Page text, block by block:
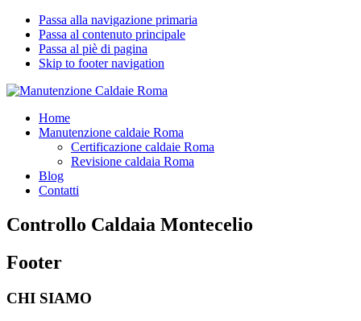
Passa alla navigazione primaria
Passa al contenuto principale
Passa al piè di pagina
Skip to footer navigation
Manutenzione Caldaie Roma
Pronto Intervento Caldaie Roma
Home
Manutenzione caldaie Roma
Certificazione caldaie Roma
Revisione caldaia Roma
Blog
Contatti
Controllo Caldaia Montecelio
Footer
CHI SIAMO